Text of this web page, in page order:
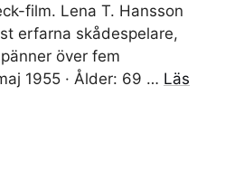
film. Lena T. Hansson
erfarna skådespelare,
över fem
1955 · Ålder: 69 … Läs